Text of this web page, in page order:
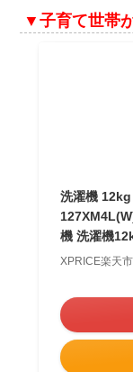
▼子育て世帯
洗濯機
機 洗濯機
XPRICE楽天